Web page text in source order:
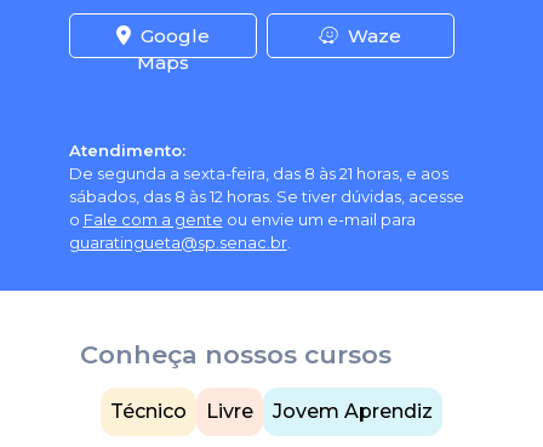
Google
Maps
Waze
Atendimento:
De segunda a sexta-feira, das 8 às 21 horas, e aos
sábados, das 8 às 12 horas. Se tiver dúvidas, acesse
o Fale com a gente ou envie um e-mail para
guaratingueta@sp.senac.br.
Conheça nossos cursos
Técnico Livre Jovem Aprendiz